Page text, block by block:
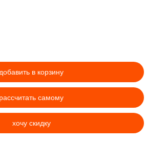
в корзину
рассчитать самому
хочу скидку